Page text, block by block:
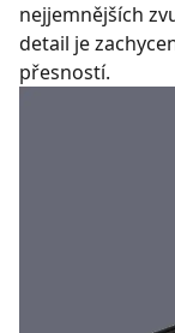
nejjemnějších
detail je
přesností.